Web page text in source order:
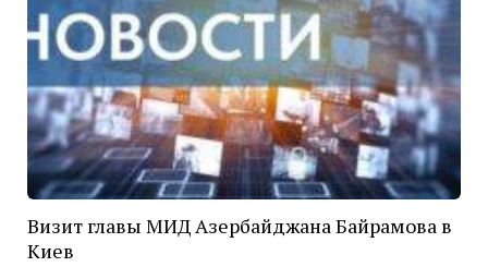
Визит главы МИД Азербайджана Байрамова в
Киев